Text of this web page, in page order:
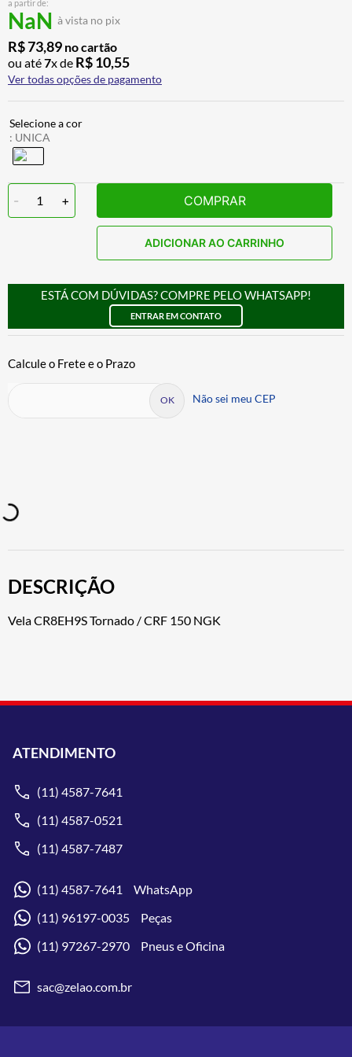
a partir de:
NaN à vista no pix
R$73,89 no cartão
ou até7x de R$10,55
Ver todas opções de pagamento
: UNICA
- 1 + COMPRAR
ADICIONAR AO CARRINHO
ESTÁ COM DÚVIDAS? COMPRE PELO WHATSAPP!
ENTRAR EM CONTATO
Não sei meu CEP
DESCRIÇÃO
Vela CR8EH9S Tornado / CRF 150 NGK
ATENDIMENTO
(11) 4587-7641
(11) 4587-0521
(11) 4587-7487
(11) 4587-7641 WhatsApp
(11) 96197-0035 Peças
(11) 97267-2970 Pneus e Oficina
sac@zelao.com.br
º
8º CALÇA
9º AIROH